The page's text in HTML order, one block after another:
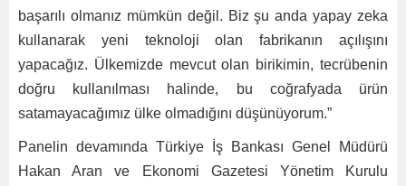
başarılı olmanız mümkün değil. Biz şu anda yapay zeka
kullanarak yeni teknoloji olan fabrikanın açılışını
yapacağız. Ülkemizde mevcut olan birikimin, tecrübenin
doğru kullanılması halinde, bu coğrafyada ürün
satamayacağımız ülke olmadığını düşünüyorum.”
Panelin devamında Türkiye İş Bankası Genel Müdürü
Hakan Aran ve Ekonomi Gazetesi Yönetim Kurulu